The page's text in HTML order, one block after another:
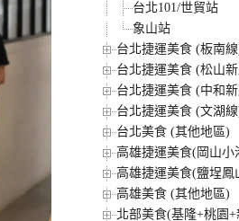
台北101/世貿站
象山站
台北捷運美食 (板南
台北捷運美食 (松山
台北捷運美食 (中和
台北捷運美食 (文湖
台北美食 (其他地區)
高雄捷運美食(岡山小
高雄捷運美食(鹽埕鳳
高雄美食 (其他地區)
北部美食(基隆+桃園+